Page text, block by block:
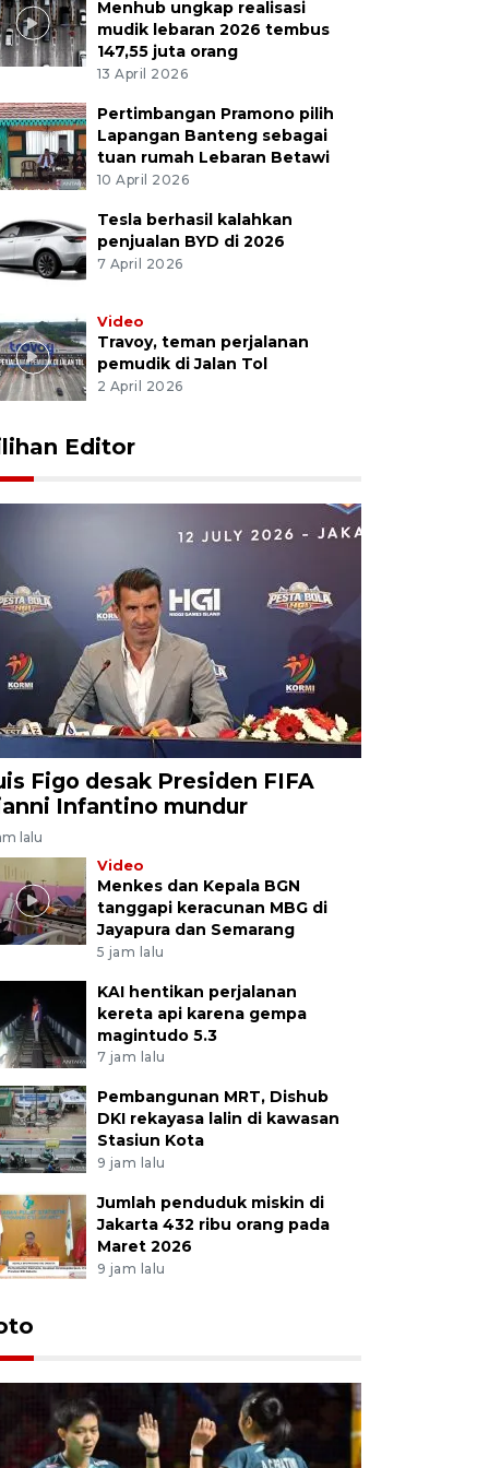
Menhub ungkap realisasi
mudik lebaran 2026 tembus
147,55 juta orang
13 April 2026
Pertimbangan Pramono pilih
Lapangan Banteng sebagai
tuan rumah Lebaran Betawi
10 April 2026
Tesla berhasil kalahkan
penjualan BYD di 2026
7 April 2026
Video
Travoy, teman perjalanan
pemudik di Jalan Tol
2 April 2026
Editor
Figo desak Presiden FIFA
Infantino mundur
lalu
Video
Menkes dan Kepala BGN
tanggapi keracunan MBG di
Jayapura dan Semarang
5 jam lalu
KAI hentikan perjalanan
kereta api karena gempa
magintudo 5.3
7 jam lalu
Pembangunan MRT, Dishub
DKI rekayasa lalin di kawasan
Stasiun Kota
9 jam lalu
Jumlah penduduk miskin di
Jakarta 432 ribu orang pada
Maret 2026
9 jam lalu